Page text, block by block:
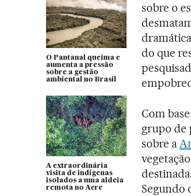
O Pantanal queima e
aumenta a pressão
sobre a gestão
ambiental no Brasil
A extraordinária
visita de indígenas
isolados a uma aldeia
remota no Acre
sobre o
do que
Com
grupo de
sobre a
Segundo